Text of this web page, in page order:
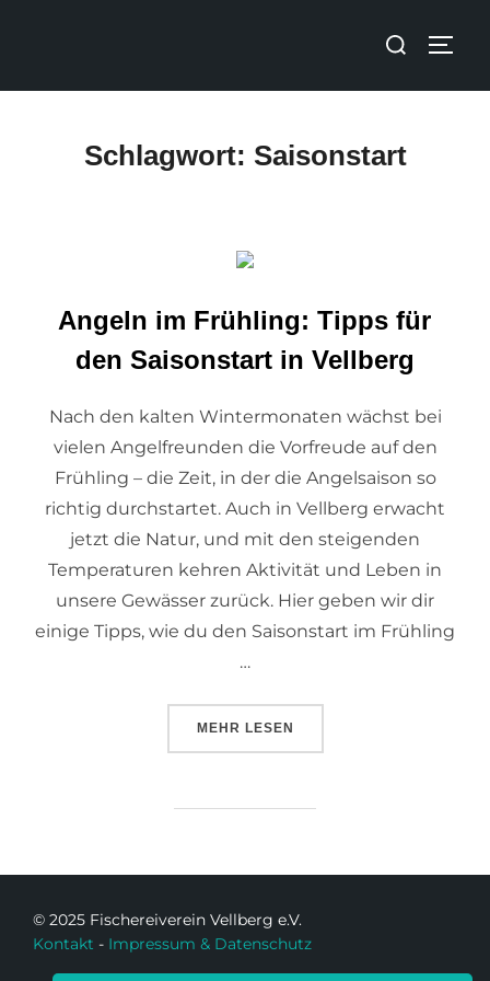
Schlagwort: Saisonstart
Angeln im Frühling: Tipps für
den Saisonstart in Vellberg
Nach den kalten Wintermonaten wächst bei
vielen Angelfreunden die Vorfreude auf den
Frühling – die Zeit, in der die Angelsaison so
richtig durchstartet. Auch in Vellberg erwacht
jetzt die Natur, und mit den steigenden
Temperaturen kehren Aktivität und Leben in
unsere Gewässer zurück. Hier geben wir dir
einige Tipps, wie du den Saisonstart im Frühling
…
MEHR LESEN
© 2025 Fischereiverein Vellberg e.V.
Kontakt - Impressum & Datenschutz